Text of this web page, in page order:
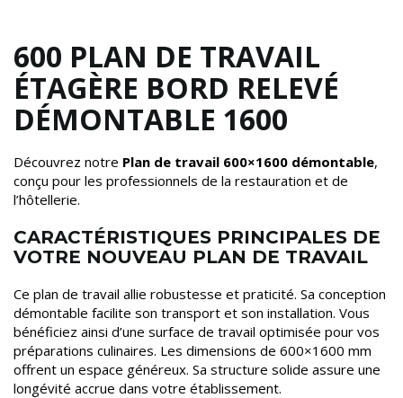
600 PLAN DE TRAVAIL
ÉTAGÈRE BORD RELEVÉ
DÉMONTABLE 1600
Découvrez notre Plan de travail 600×1600 démontable,
conçu pour les professionnels de la restauration et de
l’hôtellerie.
CARACTÉRISTIQUES PRINCIPALES DE
VOTRE NOUVEAU PLAN DE TRAVAIL
Ce plan de travail allie robustesse et praticité. Sa conception
démontable facilite son transport et son installation. Vous
bénéficiez ainsi d’une surface de travail optimisée pour vos
préparations culinaires. Les dimensions de 600×1600 mm
offrent un espace généreux. Sa structure solide assure une
longévité accrue dans votre établissement.